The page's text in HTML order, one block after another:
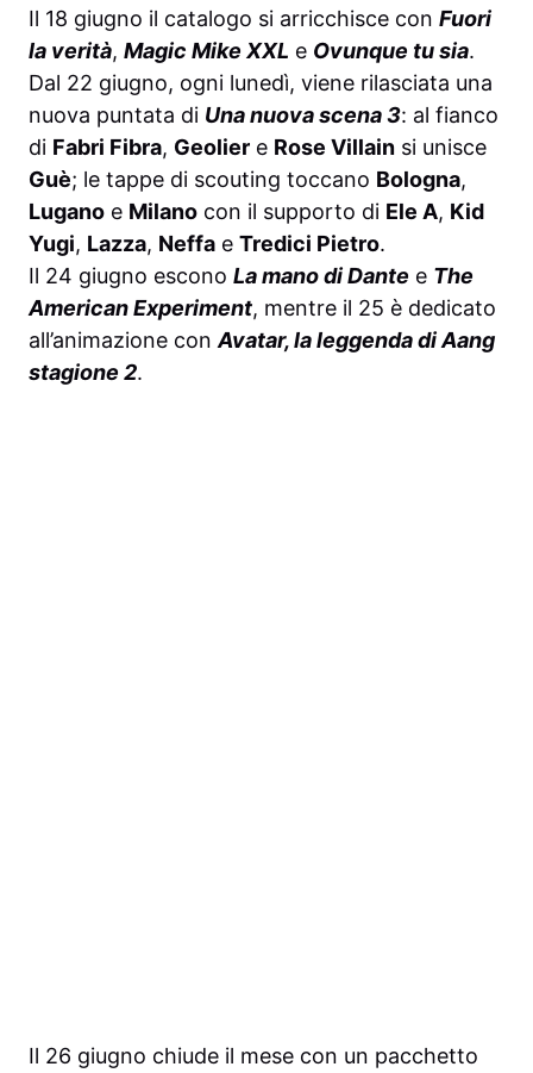
Il 18 giugno il catalogo si arricchisce con Fuori
la verità, Magic Mike XXL e Ovunque tu sia.
Dal 22 giugno, ogni lunedì, viene rilasciata una
nuova puntata di Una nuova scena 3: al fianco
di Fabri Fibra, Geolier e Rose Villain si unisce
Guè; le tappe di scouting toccano Bologna,
Lugano e Milano con il supporto di Ele A, Kid
Yugi, Lazza, Neffa e Tredici Pietro.
Il 24 giugno escono La mano di Dante e The
American Experiment, mentre il 25 è dedicato
all’animazione con Avatar, la leggenda di Aang
stagione 2.
Il 26 giugno chiude il mese con un pacchetto